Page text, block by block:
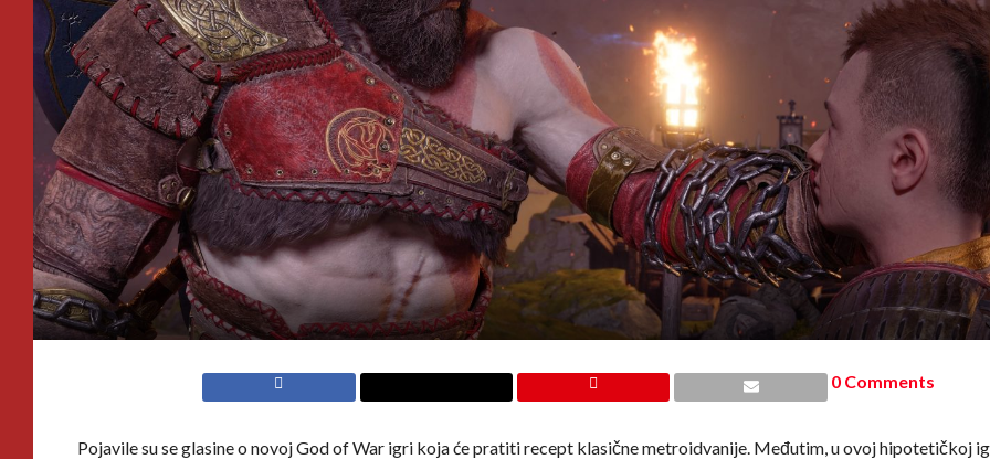
0 Comments
Pojavile su se glasine o novoj God of War igri koja će pratiti recept klasične metroidvanije. Međutim, u ovoj hipotetičkoj